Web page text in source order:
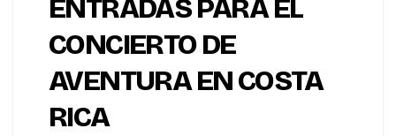
ENTRADAS PARA EL
CONCIERTO DE
AVENTURA EN COSTA
RICA